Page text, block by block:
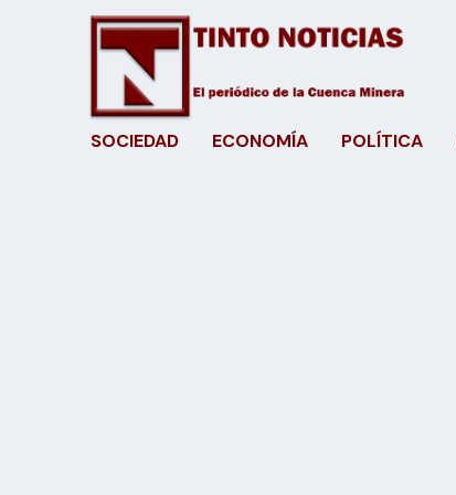
SOCIEDAD ECONOMÍA POLÍTICA